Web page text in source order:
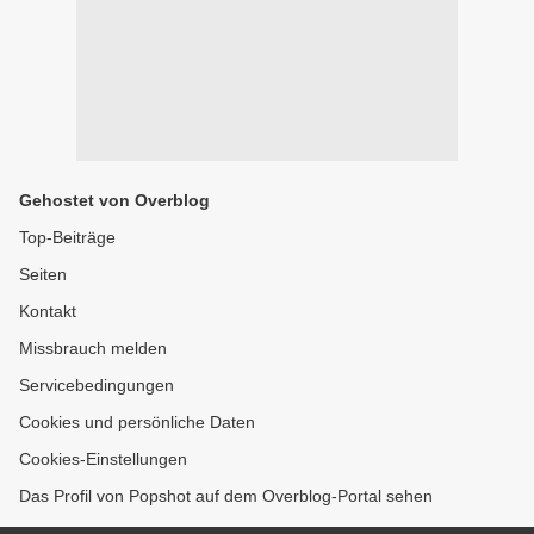
Gehostet von Overblog
Top-Beiträge
Seiten
Kontakt
Missbrauch melden
Servicebedingungen
Cookies und persönliche Daten
Cookies-Einstellungen
Das Profil von Popshot auf dem Overblog-Portal sehen